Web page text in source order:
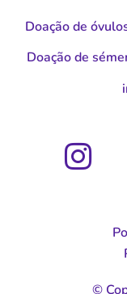
Doação de
Doação de
©